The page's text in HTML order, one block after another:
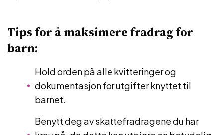
Tips for å maksimere fradrag for
barn:
Hold orden på alle kvitteringer og
dokumentasjon for utgifter knyttet til
barnet.
Benytt deg av skattefradragene du har